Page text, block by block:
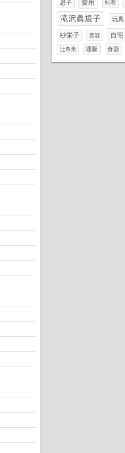
息子 愛用 料理
滝沢眞規子 玩具
紗栄子 美容 自宅
辻希美 通販 食器